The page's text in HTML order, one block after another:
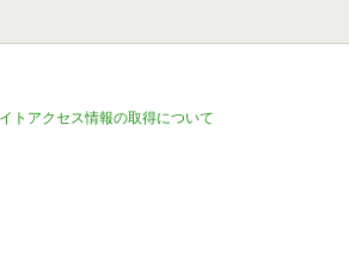
トアクセス情報の取得について